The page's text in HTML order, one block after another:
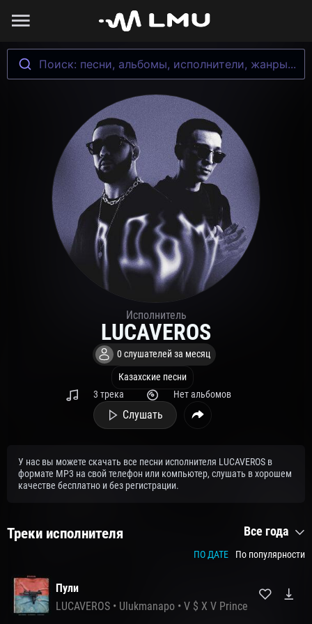
Поиск: песни, альбомы, исполнители, жанры...
Исполнитель
LUCAVEROS
0 слушателей за месяц
Казахские песни
3 трека
Нет альбомов
Слушать
У нас вы можете скачать все песни исполнителя LUCAVEROS в
формате MP3 на свой телефон или компьютер, слушать в хорошем
качестве бесплатно и без регистрации.
Треки исполнителя Все года
ПО ДАТЕ По популярности
Пули
LUCAVEROS • Ulukmanapo • V $ X V Prince